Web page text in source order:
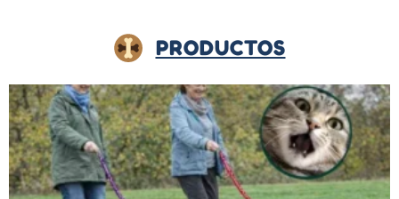
PRODUCTOS